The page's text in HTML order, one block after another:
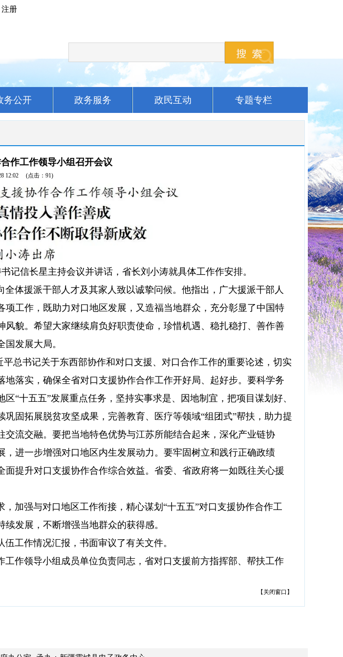
注册
务公开 政务服务 政民互动 专题专栏
作工作领导小组召开会议
12:02 (点击： 91)
记信长星主持会议并讲话，省长刘小涛就具体工作作安排。
体援派干部人才及其家人致以诚挚问候。他指出，广大援派干部人
工作，既助力对口地区发展，又造福当地群众，充分彰显了中国特
貌。希望大家继续肩负好职责使命，珍惜机遇、稳扎稳打、善作善
发展大局。
总书记关于东西部协作和对口支援、对口合作工作的重要论述，切实
落实，确保全省对口支援协作合作工作开好局、起好步。要科学务
“十五五”发展重点任务，坚持实事求是、因地制宜，把项目谋划好、
固拓展脱贫攻坚成果，完善教育、医疗等领域“组团式”帮扶，助力提
流交融。要把当地特色优势与江苏所能结合起来，深化产业链协
进一步增强对口地区内生发展动力。要牢固树立和践行正确政绩
提升对口支援协作合作综合效益。省委、省政府将一如既往关心援
加强与对口地区工作衔接，精心谋划“十五五”对口支援协作合作工
发展，不断增强当地群众的获得感。
工作情况汇报，书面审议了有关文件。
作领导小组成员单位负责同志，省对口支援前方指挥部、帮扶工作
【 关闭窗口 】